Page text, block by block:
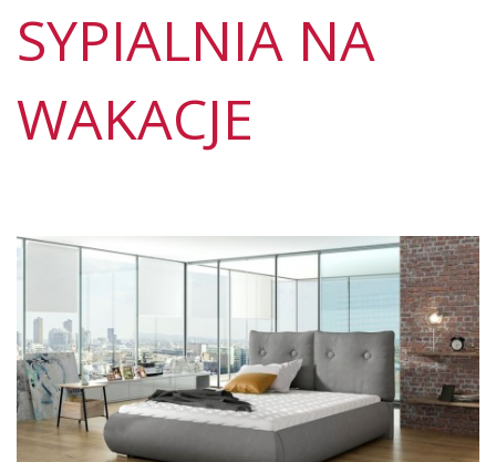
SYPIALNIA NA
WAKACJE